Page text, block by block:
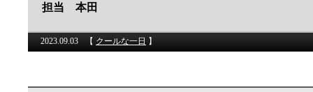
担当 本田
2023.09.03 【 クールな一日 】